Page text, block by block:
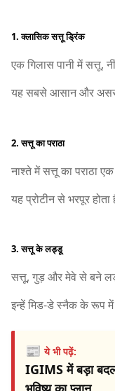
1. क्लासिक सत्तू ड्रिंक
एक गिलास पानी में सत्तू,
यह सबसे आसान और
2. सत्तू का पराठा
नाश्ते में सत्तू का पराठा
यह प्रोटीन से भरपूर
3. सत्तू के लड्डू
सत्तू, गुड़ और मेवे से बने
इन्हें मिड-डे स्नैक के रूप में
📰ये भी पढ़ें:
IGIMS में बड़ा